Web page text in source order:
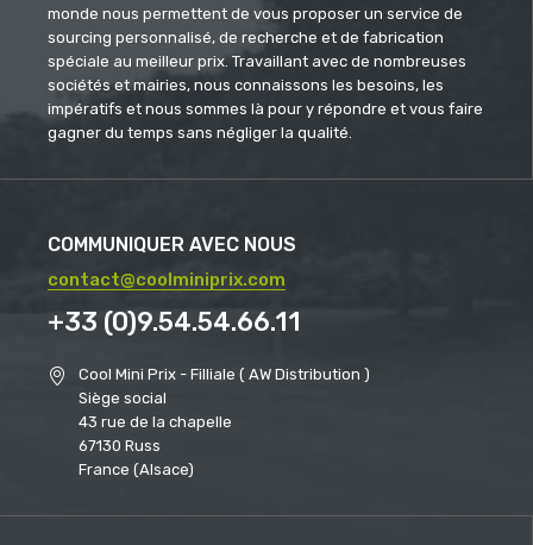
monde nous permettent de vous proposer un service de
sourcing personnalisé, de recherche et de fabrication
spéciale au meilleur prix. Travaillant avec de nombreuses
sociétés et mairies, nous connaissons les besoins, les
impératifs et nous sommes là pour y répondre et vous faire
gagner du temps sans négliger la qualité.
COMMUNIQUER AVEC NOUS
contact@coolminiprix.com
+33 (0)9.54.54.66.11
Cool Mini Prix - Filliale ( AW Distribution )
Siège social
43 rue de la chapelle
67130 Russ
France (Alsace)